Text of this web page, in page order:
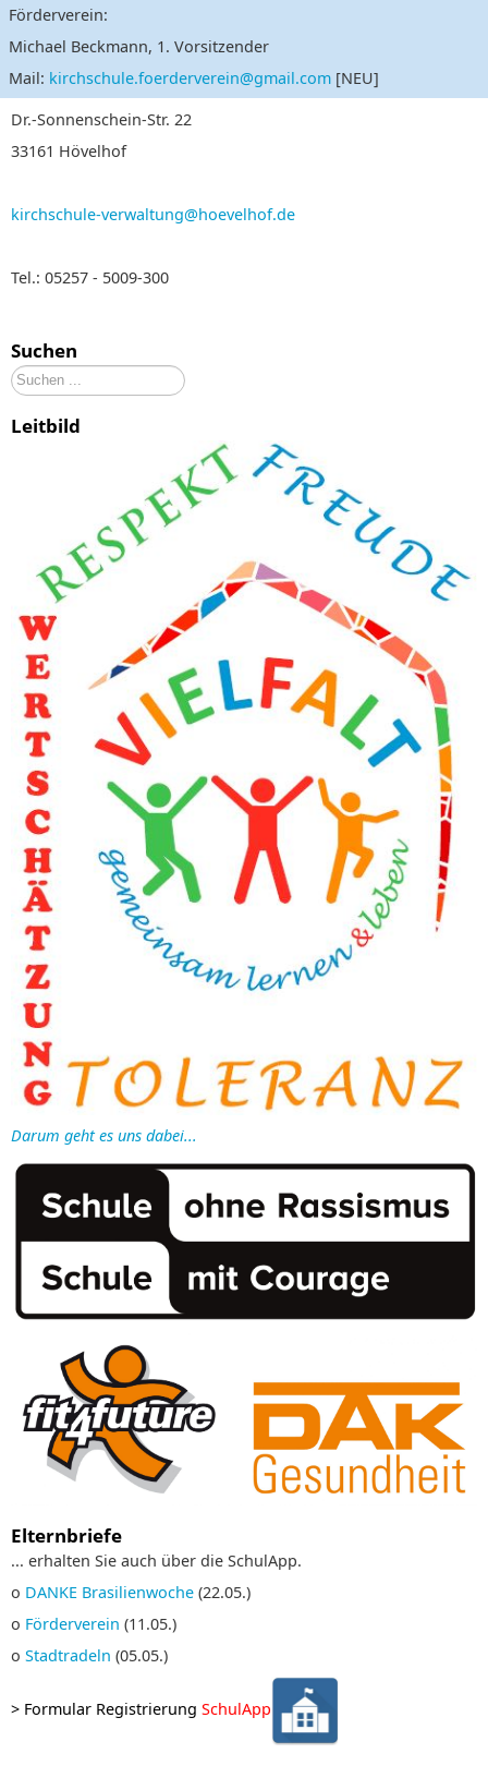
Förderverein:
Michael Beckmann, 1. Vorsitzender
Mail: kirchschule.foerderverein@gmail.com [NEU]
Dr.-Sonnenschein-Str. 22
33161 Hövelhof
kirchschule-verwaltung@hoevelhof.de
Tel.: 05257 - 5009-300
Suchen
Suchen
...
Leitbild
Darum geht es uns dabei...
Elternbriefe
... erhalten Sie auch über die SchulApp.
o DANKE Brasilienwoche (22.05.)
o Förderverein (11.05.)
o Stadtradeln (05.05.)
> Formular Registrierung SchulApp